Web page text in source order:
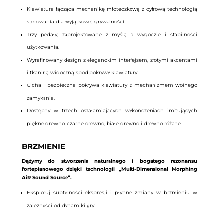
Klawiatura łącząca mechanikę młoteczkową z cyfrową technologią
sterowania dla wyjątkowej grywalności.
Trzy pedały, zaprojektowane z myślą o wygodzie i stabilności
użytkowania.
Wyrafinowany design z eleganckim interfejsem, złotymi akcentami
i tkaniną widoczną spod pokrywy klawiatury.
Cicha i bezpieczna pokrywa klawiatury z mechanizmem wolnego
zamykania.
Dostępny w trzech oszałamiających wykończeniach imitujących
piękne drewno: czarne drewno, białe drewno i drewno różane.
BRZMIENIE
Dążymy do stworzenia naturalnego i bogatego rezonansu
fortepianowego dzięki technologii „Multi-Dimensional Morphing
AiR Sound Source”.
Eksploruj subtelności ekspresji i płynne zmiany w brzmieniu w
zależności od dynamiki gry.